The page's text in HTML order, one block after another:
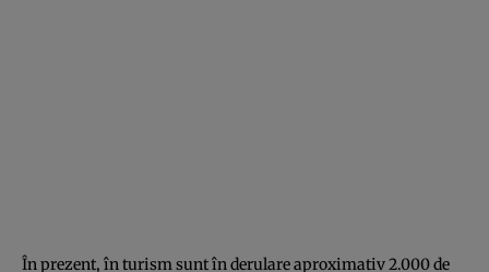
În prezent, în turism sunt în derulare aproximativ 2.000 de